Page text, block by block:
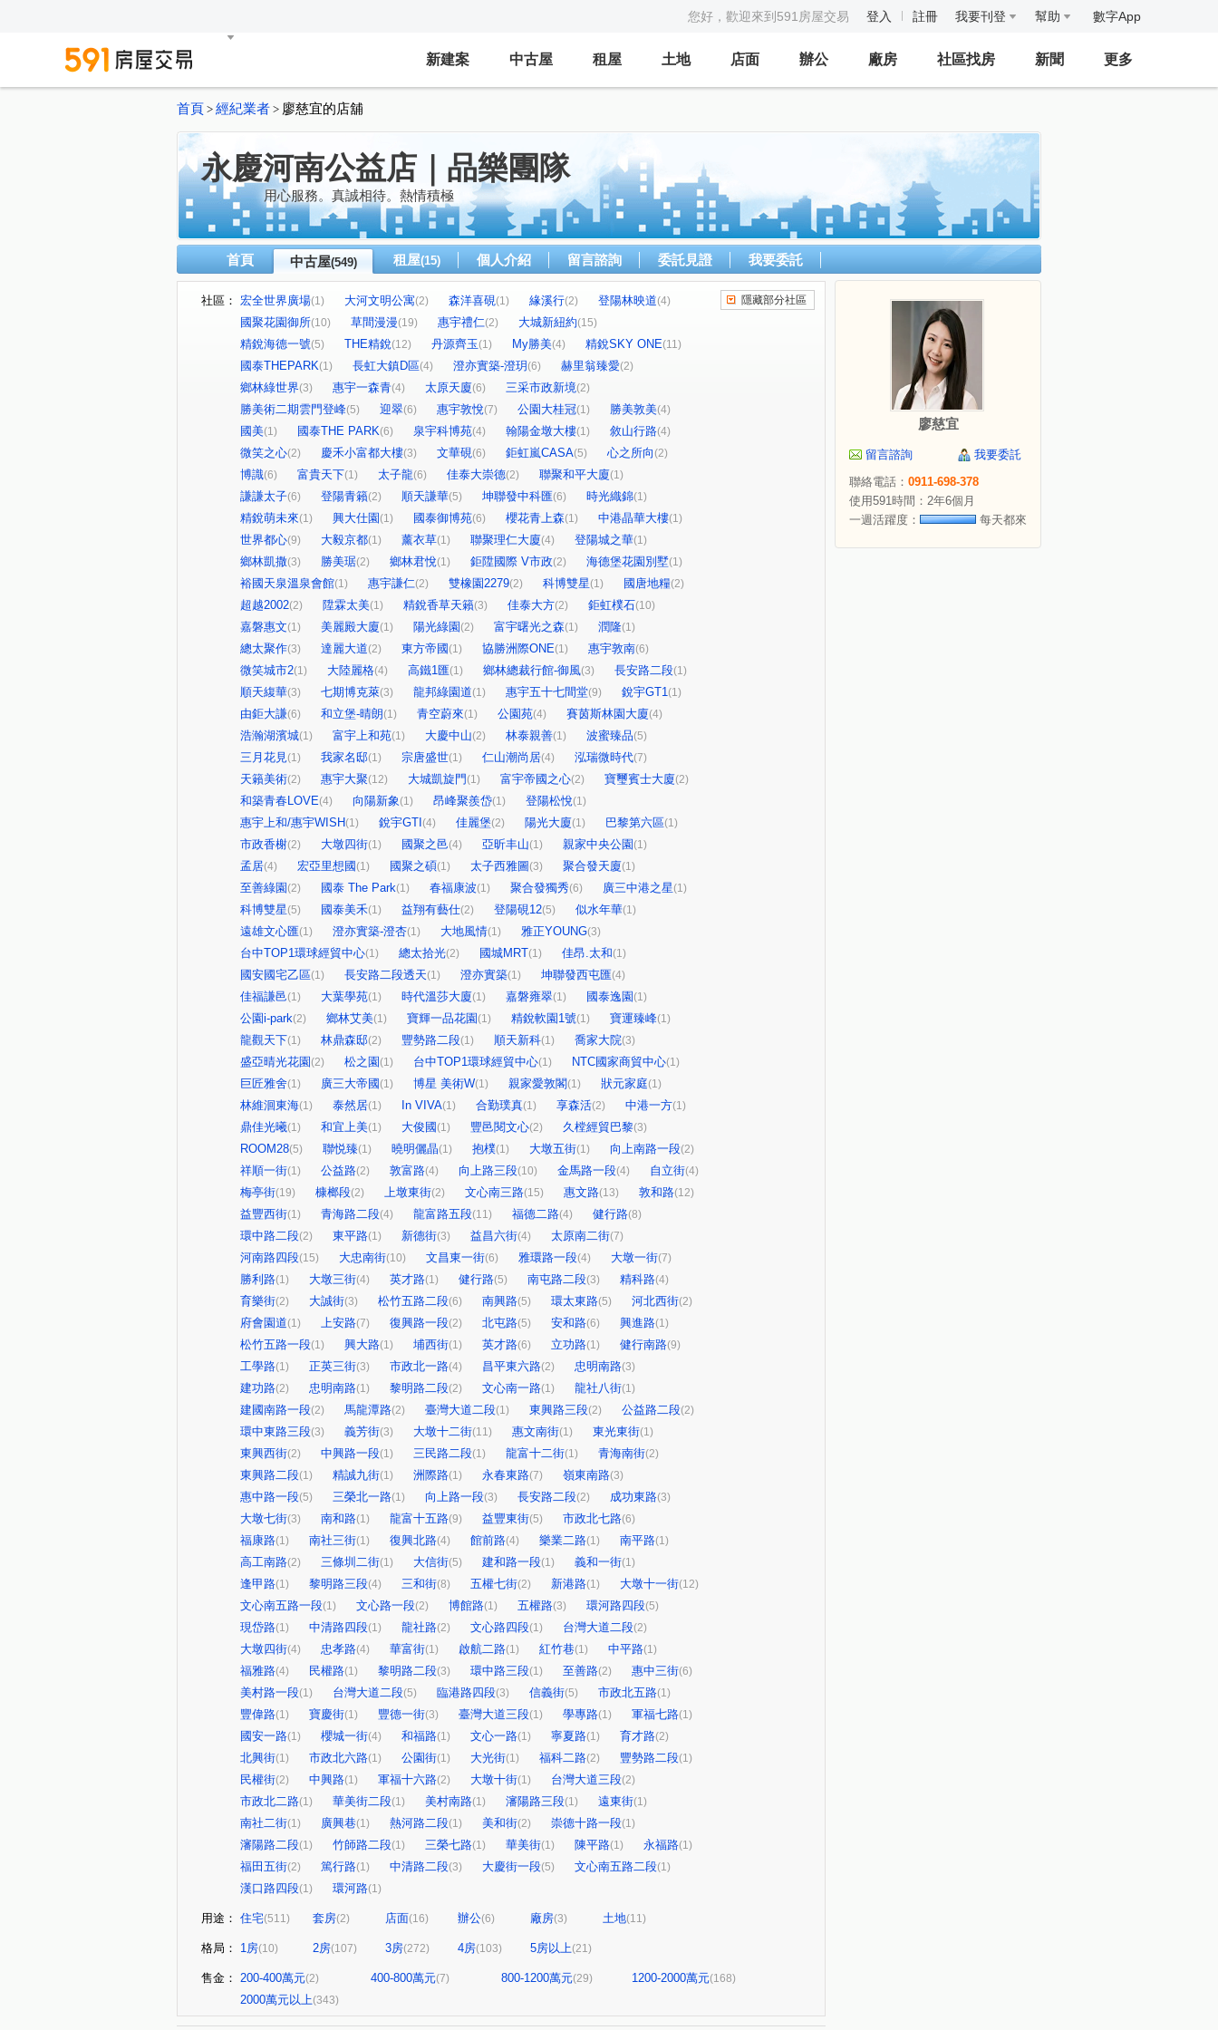
您好，歡迎來到591房屋交易 登入 註冊 我要刊登 幫助 數字App
新建案 中古屋 租屋 土地 店面 辦公 廠房 社區找房 新聞 更多
首頁 > 經紀業者 > 廖慈宜的店舖
永慶河南公益店｜品樂團隊
用心服務。真誠相待。熱情積極
首頁 中古屋(549) 租屋(15) 個人介紹 留言諮詢 委託見證 我要委託
社區： 宏全世界廣場(1) 大河文明公寓(2) 森洋喜硯(1) 緣溪行(2) 登陽林映道(4)
國聚花園御所(10) 草間漫漫(19) 惠宇禮仁(2) 大城新紐約(15)
精銳海德一號(5) THE精銳(12) 丹源齊玉(1) My勝美(4) 精銳SKY ONE(11)
國泰THEPARK(1) 長虹大鎮D區(4) 澄亦實築-澄玥(6) 赫里翁臻愛(2)
鄉林綠世界(3) 惠宇一森青(4) 太原天廈(6) 三采市政新境(2)
勝美術二期雲門登峰(5) 迎翠(6) 惠宇敦悅(7) 公園大桂冠(1) 勝美敦美(4)
國美(1) 國泰THE PARK(6) 泉宇科博苑(4) 翰陽金墩大樓(1) 敘山行路(4)
微笑之心(2) 慶禾小富都大樓(3) 文華硯(6) 鉅虹嵐CASA(5) 心之所向 (2)
博識(6) 富貴天下(1) 太子龍(6) 佳泰大崇德(2) 聯聚和平大廈(1)
謙謙太子(6) 登陽青籟(2) 順天謙華(5) 坤聯發中科匯(6) 時光織錦(1)
精銳萌未來(1) 興大仕園 (1) 國泰御博苑(6) 櫻花青上森(1) 中港晶華大樓(1)
世界都心(9) 大毅京都(1) 薰衣草(1) 聯聚理仁大廈(4) 登陽城之華(1)
鄉林凱撒(3) 勝美琚(2) 鄉林君悅(1) 鉅陞國際 V市政(2) 海德堡花園別墅(1)
裕國天泉溫泉會館(1) 惠宇謙仁(2) 雙橡園2279(2) 科博雙星(1) 國唐地糧(2)
超越2002(2) 陞霖太美(1) 精銳香草天籟(3) 佳泰大方(2) 鉅虹樸石(10)
嘉磐惠文(1) 美麗殿大廈(1) 陽光綠園 (2) 富宇曙光之森(1) 潤隆(1)
總太聚作(3) 達麗大道(2) 東方帝國 (1) 協勝洲際ONE(1) 惠宇敦南(6)
微笑城市2(1) 大陸麗格(4) 高鐵1匯(1) 鄉林總裁行館-御風(3) 長安路二段(1)
順天緮華(3) 七期博克萊(3) 龍邦綠園道(1) 惠宇五十七間堂(9) 銳宇GT1(1)
由鉅大謙(6) 和立堡-晴朗(1) 青空蔚來(1) 公園苑(4) 賽茵斯林園大廈(4)
浩瀚湖濱城(1) 富宇上和苑(1) 大慶中山(2) 林泰親善(1) 波蜜臻品(5)
三月花見(1) 我家名邸(1) 宗唐盛世(1) 仁山潮尚居(4) 泓瑞微時代(7)
天籟美術(2) 惠宇大聚(12) 大城凱旋門 (1) 富宇帝國之心(2) 寶璽賓士大廈(2)
和築青春LOVE(4) 向陽新象(1) 昂峰聚羨岱(1) 登陽松悅(1)
惠宇上和/惠宇WISH(1) 銳宇GTI (4) 佳麗堡(2) 陽光大廈(1) 巴黎第六區(1)
市政香榭(2) 大墩四街(1) 國聚之邑(4) 亞昕丰山(1) 親家中央公園 (1)
孟居(4) 宏亞里想國 (1) 國聚之碩(1) 太子西雅圖 (3) 聚合發天廈(1)
至善綠園 (2) 國泰 The Park(1) 春福康波(1) 聚合發獨秀(6) 廣三中港之星(1)
科博雙星(5) 國泰美禾(1) 益翔有藝仕(2) 登陽硯12(5) 似水年華(1)
遠雄文心匯(1) 澄亦實築-澄杏(1) 大地風情(1) 雅正YOUNG(3)
台中TOP1環球經貿中心(1) 總太拾光(2) 國城MRT(1) 佳昂.太和(1)
國安國宅乙區(1) 長安路二段透天(1) 澄亦實築(1) 坤聯發西屯匯(4)
佳福謙邑(1) 大葉學苑(1) 時代溫莎大廈(1) 嘉磐雍翠(1) 國泰逸園 (1)
公園i-park(2) 鄉林艾美(1) 寶輝一品花園 (1) 精銳軟園1號(1) 寶運臻峰(1)
龍觀天下(1) 林鼎森邸(2) 豐勢路二段(1) 順天新科(1) 喬家大院(3)
盛亞晴光花園 (2) 松之園 (1) 台中TOP1環球經貿中心(1) NTC國家商貿中心(1)
巨匠雅舍(1) 廣三大帝國 (1) 博星 美術W(1) 親家愛敦閣(1) 狀元家庭(1)
林維洄東海(1) 泰然居(1) In VIVA(1) 合勤璞真(1) 享森活(2) 中港一方(1)
鼎佳光曦(1) 和宜上美(1) 大俊國 (1) 豐邑閱文心(2) 久樘經貿巴黎(3)
ROOM28(5) 聯悦臻(1) 曉明儷晶(1) 抱樸(1) 大墩五街(1) 向上南路一段(2)
祥順一街(1) 公益路(2) 敦富路(4) 向上路三段(10) 金馬路一段(4) 自立街(4)
梅亭街(19) 槺榔段(2) 上墩東街(2) 文心南三路(15) 惠文路(13) 敦和路(12)
益豐西街(1) 青海路二段(4) 龍富路五段(11) 福德二路(4) 健行路(8)
環中路二段(2) 東平路(1) 新德街(3) 益昌六街(4) 太原南二街(7)
河南路四段(15) 大忠南街(10) 文昌東一街(6) 雅環路一段(4) 大墩一街(7)
勝利路(1) 大墩三街(4) 英才路(1) 健行路(5) 南屯路二段(3) 精科路(4)
育樂街(2) 大誠街(3) 松竹五路二段(6) 南興路(5) 環太東路(5) 河北西街(2)
府會園道(1) 上安路(7) 復興路一段(2) 北屯路(5) 安和路(6) 興進路(1)
松竹五路一段(1) 興大路(1) 埔西街(1) 英才路(6) 立功路(1) 健行南路(9)
工學路(1) 正英三街(3) 市政北一路(4) 昌平東六路(2) 忠明南路(3)
建功路(2) 忠明南路(1) 黎明路二段(2) 文心南一路(1) 龍社八街(1)
建國南路一段(2) 馬龍潭路(2) 臺灣大道二段(1) 東興路三段(2) 公益路二段(2)
環中東路三段(3) 義芳街(3) 大墩十二街(11) 惠文南街(1) 東光東街(1)
東興西街(2) 中興路一段(1) 三民路二段(1) 龍富十二街(1) 青海南街(2)
東興路二段(1) 精誠九街(1) 洲際路(1) 永春東路(7) 嶺東南路(3)
惠中路一段(5) 三榮北一路(1) 向上路一段(3) 長安路二段(2) 成功東路(3)
大墩七街(3) 南和路(1) 龍富十五路(9) 益豐東街(5) 市政北七路(6)
福康路(1) 南社三街(1) 復興北路(4) 館前路(4) 樂業二路(1) 南平路(1)
高工南路(2) 三條圳二街(1) 大信街(5) 建和路一段(1) 義和一街(1)
逢甲路(1) 黎明路三段(4) 三和街(8) 五權七街(2) 新港路(1) 大墩十一街(12)
文心南五路一段(1) 文心路一段(2) 博館路(1) 五權路(3) 環河路四段(5)
現岱路(1) 中清路四段(1) 龍社路(2) 文心路四段(1) 台灣大道二段(2)
大墩四街(4) 忠孝路(4) 華富街(1) 啟航二路(1) 紅竹巷(1) 中平路(1)
福雅路(4) 民權路(1) 黎明路二段(3) 環中路三段(1) 至善路(2) 惠中三街(6)
美村路一段(1) 台灣大道二段(5) 臨港路四段(3) 信義街(5) 市政北五路(1)
豐偉路(1) 寶慶街(1) 豐德一街(3) 臺灣大道三段(1) 學專路(1) 軍福七路(1)
國安一路(1) 櫻城一街(4) 和福路(1) 文心一路(1) 寧夏路(1) 育才路(2)
北興街(1) 市政北六路(1) 公園街(1) 大光街(1) 福科二路(2) 豐勢路二段(1)
民權街(2) 中興路(1) 軍福十六路(2) 大墩十街(1) 台灣大道三段(2)
市政北二路(1) 華美街二段(1) 美村南路(1) 瀋陽路三段(1) 遠東街(1)
南社二街(1) 廣興巷(1) 熱河路二段(1) 美和街(2) 崇德十路一段(1)
瀋陽路二段(1) 竹師路二段(1) 三榮七路(1) 華美街(1) 陳平路(1) 永福路(1)
福田五街(2) 篤行路(1) 中清路二段(3) 大慶街一段(5) 文心南五路二段(1)
漢口路四段(1) 環河路(1)
隱藏部分社區
用途： 住宅(511) 套房(2) 店面(16) 辦公(6) 廠房(3) 土地(11)
格局： 1房(10) 2房(107) 3房(272) 4房(103) 5房以上(21)
售金： 200-400萬元(2) 400-800萬元(7) 800-1200萬元(29) 1200-2000萬元(168)
2000萬元以上(343)
廖慈宜
留言諮詢
我要委託
聯絡電話： 0911-698-378
使用591時間：2年6個月
一週活躍度：
每天都來